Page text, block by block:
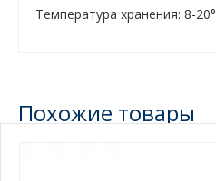
Tемпература хранения: 8-
Похожие товары